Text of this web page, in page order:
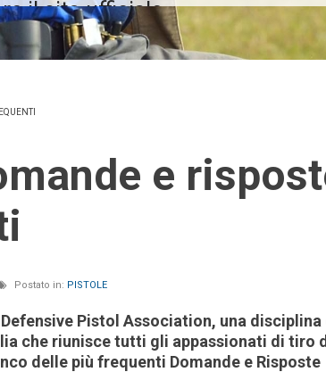
Postato in: PISTOLE
Pistol Association, una
che riunisce tutti gli appassionati di tiro
delle più frequenti Domande e Risposte